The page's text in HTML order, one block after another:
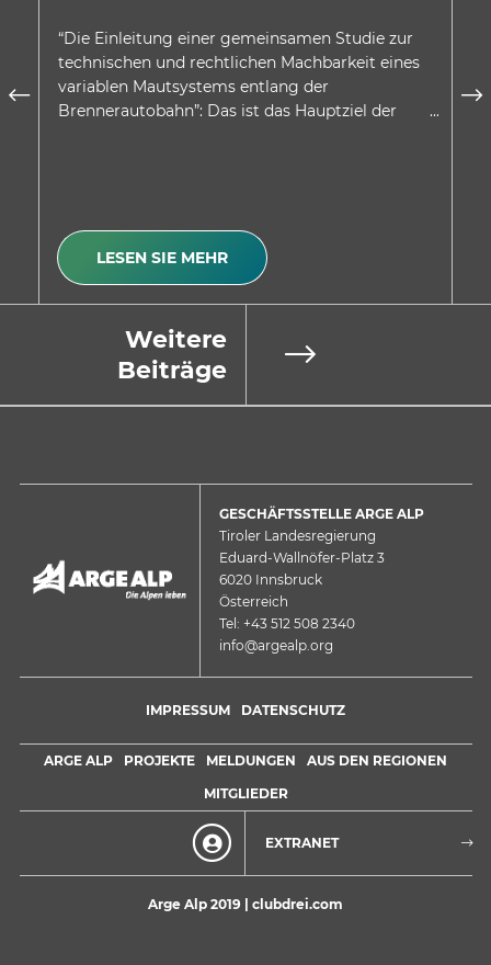
“Die Einleitung einer gemeinsamen Studie zur
technischen und rechtlichen Machbarkeit eines
variablen Mautsystems entlang der
Brennerautobahn”: Das ist das Hauptziel der
LESEN SIE MEHR
Weitere
Beiträge
GESCHÄFTSSTELLE ARGE ALP
Tiroler Landesregierung
Eduard-Wallnöfer-Platz 3
6020 Innsbruck
Österreich
Tel: +43 512 508 2340
info@argealp.org
IMPRESSUM DATENSCHUTZ
ARGE ALP PROJEKTE MELDUNGEN
AUS DEN REGIONEN
MITGLIEDER
EXTRANET
Arge Alp 2019 | clubdrei.com